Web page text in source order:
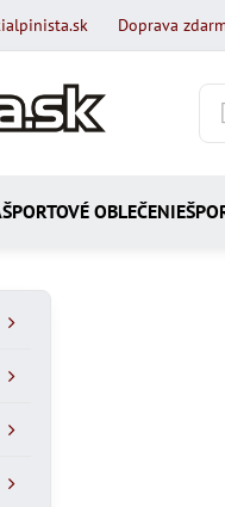
Doprava
ŠPORTOVÉ OBLEČENIE